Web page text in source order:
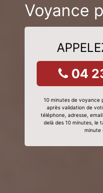
Voyance
04
10 minutes de voyance
après validation de
téléphone, adresse,
delà des 10 minutes, le
minute